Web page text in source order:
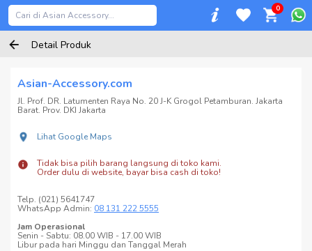
0
Detail Produk
Asian-Accessory.com
Jl. Prof. DR. Latumenten Raya No. 20 J-K Grogol Petamburan. Jakarta
Barat. Prov. DKI Jakarta
Lihat Google Maps
Tidak bisa pilih barang langsung di toko kami.
Order dulu di website, bayar bisa cash di toko!
Telp. (021) 5641747
WhatsApp Admin: 08 131 222 5555
Jam Operasional
Senin - Sabtu: 08.00 WIB - 17.00 WIB
Libur pada hari Minggu dan Tanggal Merah